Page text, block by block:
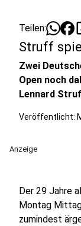
Teilen:
Struff
Zwei
Open noch
Lennard
Veröffentlicht:
Anzeige
Der 29 Jahre
Montag
zumindest